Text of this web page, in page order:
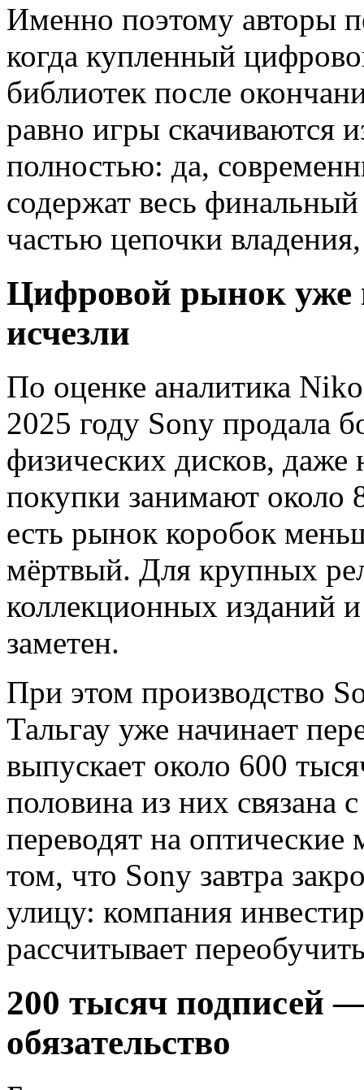
Именно поэтому авторы
когда купленный
библиотек после
равно игры скачиваются
полностью: да,
содержат весь
частью цепочки
Цифровой рынок уже
исчезли
По оценке аналитика
2025 году Sony продала
физических дисков,
покупки занимают
есть рынок коробок
мёртвый. Для крупных
коллекционных изданий
заметен.
При этом производство
Тальгау уже начинает
выпускает около 600
половина из них связана
переводят на
том, что Sony завтра
улицу: компания
рассчитывает
200 тысяч подписей
обязательство